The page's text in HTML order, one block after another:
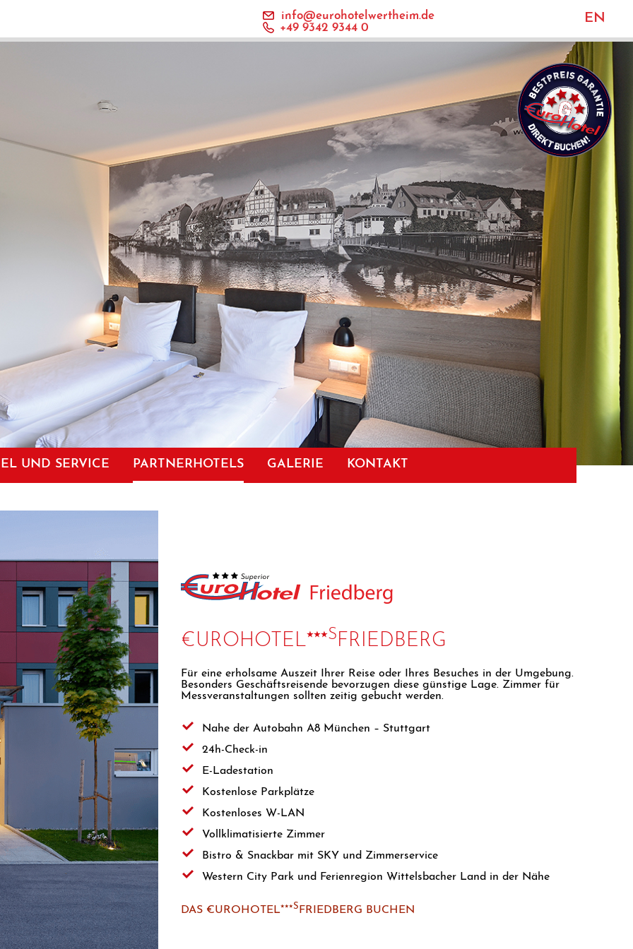
info@eurohotelwertheim.de
+49 9342 9344 0
EN
KONTAKT
UND SERVICE PARTNERHOTELS GALERIE KONTAKT
€UROHOTEL⭑⭑⭑SFRIEDBERG
Für eine erholsame Auszeit Ihrer Reise oder Ihres Besuches in der Umgebung.
Besonders Geschäftsreisende bevorzugen diese günstige Lage. Zimmer für
Messveranstaltungen sollten zeitig gebucht werden.
Nahe der Autobahn A8 München – Stuttgart
24h-Check-in
E-Ladestation
Kostenlose Parkplätze
Kostenloses W-LAN
Vollklimatisierte Zimmer
Bistro & Snackbar mit SKY und Zimmerservice
Western City Park und Ferienregion Wittelsbacher Land in der Nähe
DAS €UROHOTEL⭑⭑⭑SFRIEDBERG BUCHEN